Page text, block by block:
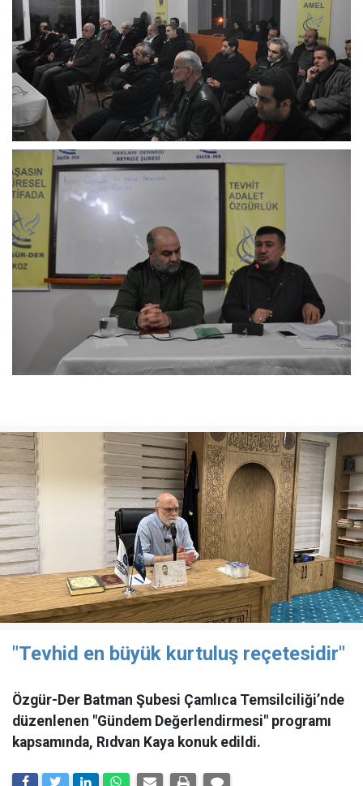
"Tevhid en büyük kurtuluş reçetesidir"
Özgür-Der Batman Şubesi Çamlıca Temsilciliği’nde
düzenlenen "Gündem Değerlendirmesi" programı
kapsamında, Rıdvan Kaya konuk edildi.